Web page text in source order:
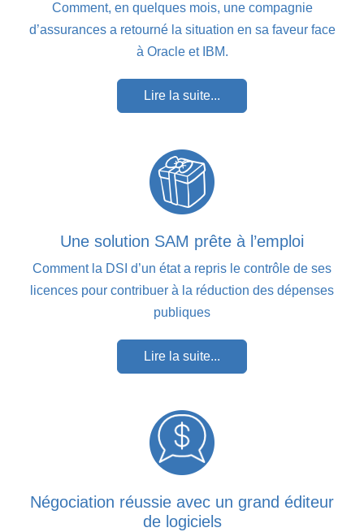
Comment, en quelques mois, une compagnie
d’assurances a retourné la situation en sa faveur face
à Oracle et IBM.
Lire la suite...
Une solution SAM prête à l’emploi
Comment la DSI d’un état a repris le contrôle de ses
licences pour contribuer à la réduction des dépenses
publiques
Lire la suite...
Négociation réussie avec un grand éditeur
de logiciels